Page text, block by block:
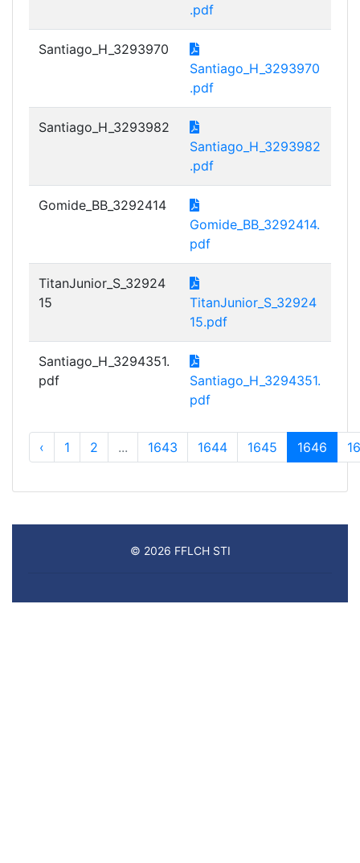
.pdf
Santiago_H_3293970
Santiago_H_3293970
.pdf
Santiago_H_3293982
Santiago_H_3293982
.pdf
Gomide_BB_3292414
Gomide_BB_3292414.
pdf
TitanJunior_S_32924
15
TitanJunior_S_32924
15.pdf
Santiago_H_3294351.
pdf
Santiago_H_3294351.
pdf
‹ 1 2 ... 1643 1644 1645 1646
© 2026 FFLCH STI